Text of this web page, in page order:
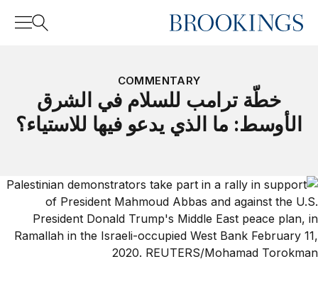
Home
Search
COMMENTARY
خطّة ترامب للسلام في الشرق
الأوسط: ما الذي يدعو فيها للاستياء؟